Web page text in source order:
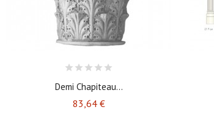
Demi Chapiteau...
83,64 €Prix